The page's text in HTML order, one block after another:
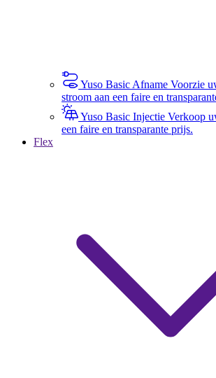
Yuso Basic Afname Voorzie
stroom aan een faire en
Yuso Basic Injectie Verkoop
een faire en transparante prijs.
Flex